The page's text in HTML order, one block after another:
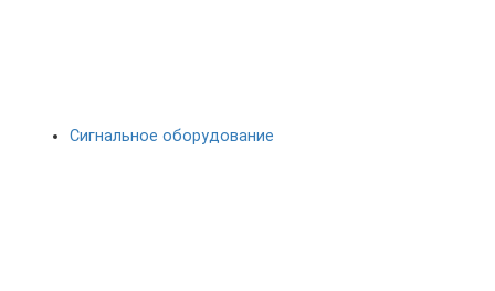
Сигнальное оборудование